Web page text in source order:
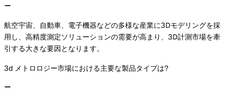
航空宇宙、自動車、電子機器などの多様な産業に3Dモデリングを採
用し、高精度測定ソリューションの需要が高まり、3D計測市場を牽
引する大きな要因となります。
3d メトロロジー市場における主要な製品タイプは?